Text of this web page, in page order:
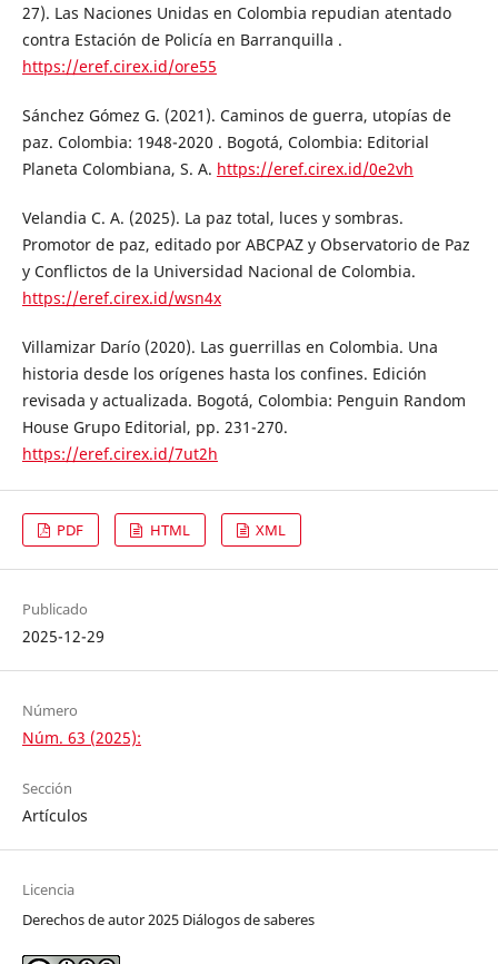
27). Las Naciones Unidas en Colombia repudian atentado
contra Estación de Policía en Barranquilla .
https://eref.cirex.id/ore55
Sánchez Gómez G. (2021). Caminos de guerra, utopías de
paz. Colombia: 1948-2020 . Bogotá, Colombia: Editorial
Planeta Colombiana, S. A. https://eref.cirex.id/0e2vh
Velandia C. A. (2025). La paz total, luces y sombras.
Promotor de paz, editado por ABCPAZ y Observatorio de Paz
y Conflictos de la Universidad Nacional de Colombia.
https://eref.cirex.id/wsn4x
Villamizar Darío (2020). Las guerrillas en Colombia. Una
historia desde los orígenes hasta los confines. Edición
revisada y actualizada. Bogotá, Colombia: Penguin Random
House Grupo Editorial, pp. 231-270.
https://eref.cirex.id/7ut2h
PDF HTML XML
Publicado
2025-12-29
Número
Núm. 63 (2025):
Sección
Artículos
Licencia
Derechos de autor 2025 Diálogos de saberes